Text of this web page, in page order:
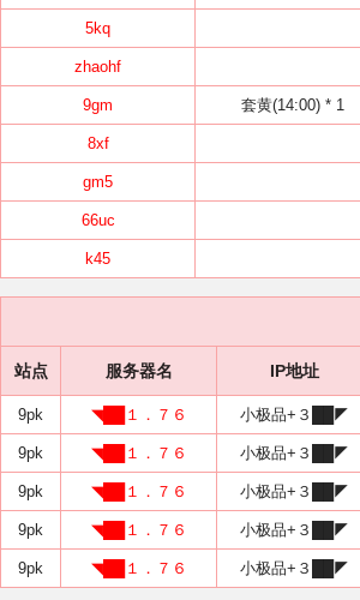
5kq
zhaohf
9gm 套黄(14:00) * 1
8xf
gm5
66uc
k45
站点 服务器名 IP地址
9pk ◥██１．７６ 小极品+３██◤
9pk ◥██１．７６ 小极品+３██◤
9pk ◥██１．７６ 小极品+３██◤
9pk ◥██１．７６ 小极品+３██◤
9pk ◥██１．７６ 小极品+３██◤